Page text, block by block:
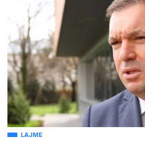
LAJME